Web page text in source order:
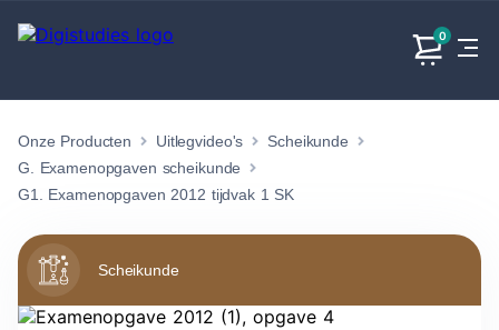
0
Exacte
vakken
Geen
Taalvakken
Geen
vakken.
Maatschappijvakken
Onze Producten Uitlegvideo's
Scheikunde
G. Examenopgaven scheikunde
G1. Examenopgaven 2012 tijdvak 1 SK
Scheikunde